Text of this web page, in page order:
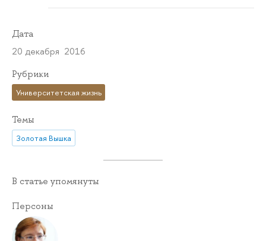
Дата
20 декабря 2016
Рубрики
Университетская жизнь
Темы
Золотая Вышка
В статье упомянуты
Персоны